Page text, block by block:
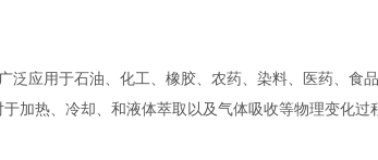
广泛应用于石油、化工、橡胶、农药、染料、医药、食
加热、冷却、和液体萃取以及气体吸收等物理变化